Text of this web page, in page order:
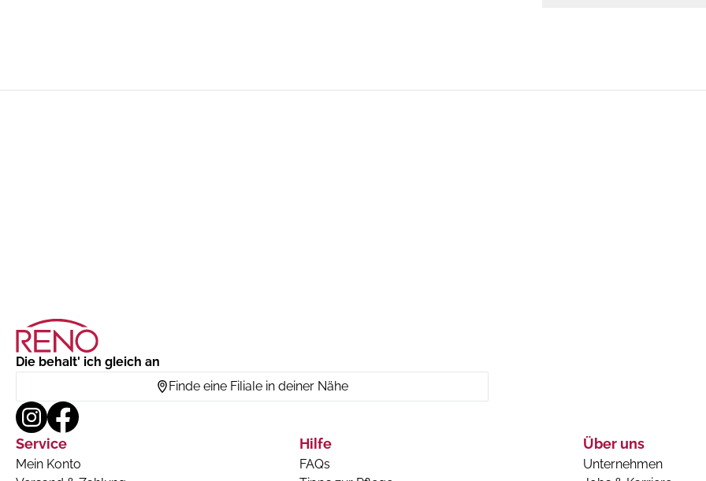
Die behalt' ich gleich an
Finde eine Filiale in deiner Nähe
Service
Mein Konto
Hilfe
FAQs
Über uns
Unternehmen